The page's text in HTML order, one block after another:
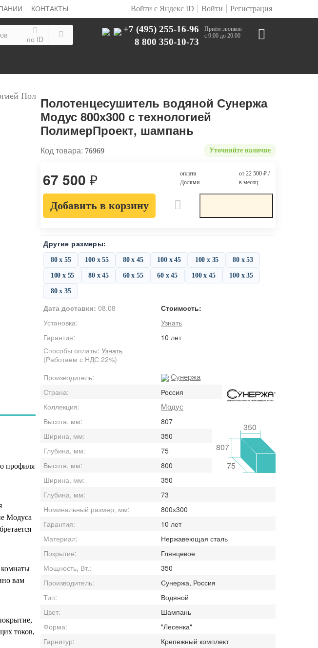
КОНТАКТЫ Регистрация
Войти
Войти с Яндекс ID
Приём звонков
с 9:00 до 20:00
+7 (495) 255-16-96
8 800 350-10-73
по ID
профиля
Модуса
комнаты
вам
токов,
Полотенцесушитель водяной Сунержа
Модус 800х300 с технологией
ПолимерПроект, шампань
Код товара: 76969 Уточняйте наличие
67 500₽
оплата
Долями
от 22 500 ₽/
в месяц
Добавить в корзину
Другие размеры:
80 х 55 100 х 55 80 х 45 100 х 45 100 х 35 80 х 53
100 х 55 80 х 45 60 х 55 60 х 45 100 х 45 100 х 35
80 х 35
Дата доставки: 08.08
Стоимость:
Установка:
Узнать
Гарантия:
10 лет
Способы оплаты: Узнать
(Работаем с НДС 22%)
Производитель:
Сунержа
Страна:
Россия
Коллекция:
Модус
Высота, мм:
807
Ширина, мм:
350
Глубина, мм:
75
Высота, мм:
800
Ширина, мм:
350
Глубина, мм:
73
Номинальный размер, мм:
800х300
Гарантия:
10 лет
Материал:
Нержавеющая сталь
Покрытие:
Глянцевое
Мощность, Вт.:
350
Производитель:
Сунержа, Россия
Тип:
Водяной
Цвет:
Шампань
Форма:
"Лесенка"
Гарнитур:
Крепежный комплект
807
350
75